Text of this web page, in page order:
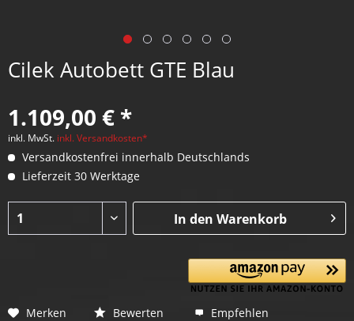
Cilek Autobett GTE Blau
1.109,00 € *
inkl. MwSt. inkl. Versandkosten*
Versandkostenfrei innerhalb Deutschlands
Lieferzeit 30 Werktage
In den Warenkorb
Merken Bewerten Empfehlen